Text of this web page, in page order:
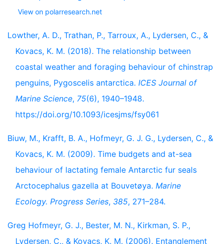
View on polarresearch.net
Lowther, A. D., Trathan, P., Tarroux, A., Lydersen, C., &
Kovacs, K. M. (2018). The relationship between
coastal weather and foraging behaviour of chinstrap
penguins, Pygoscelis antarctica. ICES Journal of
Marine Science, 75(6), 1940–1948.
https://doi.org/10.1093/icesjms/fsy061
Biuw, M., Krafft, B. A., Hofmeyr, G. J. G., Lydersen, C., &
Kovacs, K. M. (2009). Time budgets and at-sea
behaviour of lactating female Antarctic fur seals
Arctocephalus gazella at Bouvetøya. Marine
Ecology. Progress Series, 385, 271–284.
Greg Hofmeyr, G. J., Bester, M. N., Kirkman, S. P.,
Lydersen, C., & Kovacs, K. M. (2006). Entanglement